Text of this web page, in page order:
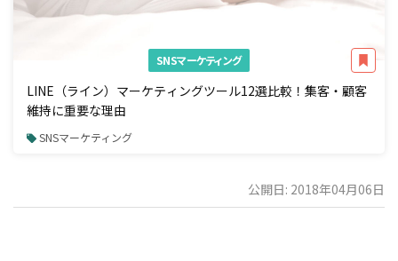
SNSマーケティング
LINE（ライン）マーケティングツール12選比較！集客・顧客
維持に重要な理由
SNSマーケティング
公開日: 2018年04月06日